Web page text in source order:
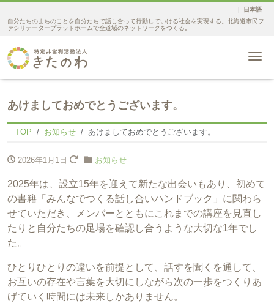
日本語
自分たちのまちのことを自分たちで話し合って行動していける社会を実現する。北海道市民フ
ァシリテータープラットホームで全道域のネットワークをつくる。
あけましておめでとうございます。
TOP お知らせ あけましておめでとうございます。
2026年1月1日 お知らせ
2025年は、設立15年を迎えて新たな出会いもあり、初めて
の書籍「みんなでつくる話し合いハンドブック」に関わら
せていただき、メンバーとともにこれまでの講座を見直し
たりと自分たちの足場を確認し合うような大切な1年でし
た。
ひとりひとりの違いを前提として、話すを聞くを通して、
お互いの存在や言葉を大切にしながら次の一歩をつくりあ
げていく時間には未来しかありません。